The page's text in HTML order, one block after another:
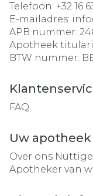
Telefoon: +32 16
E-mailadres:
APB nummer:
Apotheek
BTW nummer:
FAQ
Uw apotheek
Over ons
Apotheker van